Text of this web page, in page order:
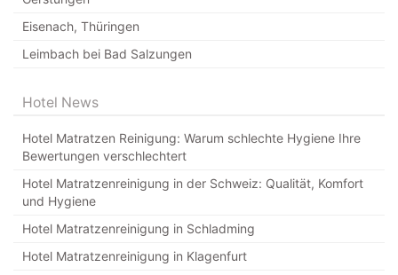
Eisenach, Thüringen
Leimbach bei Bad Salzungen
Hotel News
Hotel Matratzen Reinigung: Warum schlechte Hygiene Ihre
Bewertungen verschlechtert
Hotel Matratzenreinigung in der Schweiz: Qualität, Komfort
und Hygiene
Hotel Matratzenreinigung in Schladming
Hotel Matratzenreinigung in Klagenfurt